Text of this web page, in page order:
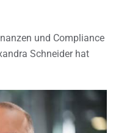
und Compliance
Schneider hat